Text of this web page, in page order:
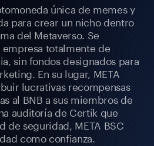
única de memes y
para crear un nicho dentro
del Metaverso. Se
totalmente de
sin fondos designados para
En su lugar, META
lucrativas recompensas
al BNB a sus miembros de
auditoría de Certik que
de seguridad, META BSC
como confianza.